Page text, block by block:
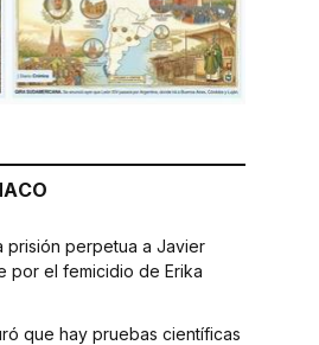
prisión perpetua a Javier
por el femicidio de Erika
que hay pruebas científicas